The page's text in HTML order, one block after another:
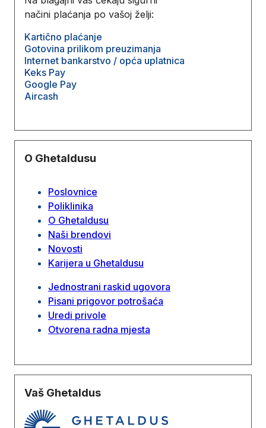
načini plaćanja po vašoj želji:
Kartično plaćanje
Gotovina prilikom preuzimanja
Internet bankarstvo / opća uplatnica
Keks Pay
Google Pay
Aircash
O Ghetaldusu
Poslovnice
Poliklinika
O Ghetaldusu
Naši brendovi
Novosti
Karijera u Ghetaldusu
Jednostrani raskid ugovora
Pisani prigovor potrošaća
Uredi privole
Otvorena radna mjesta
Vaš Ghetaldus